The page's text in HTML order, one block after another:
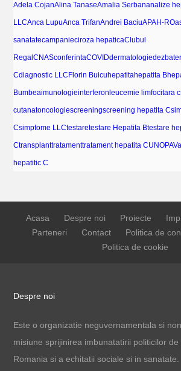
Adela CojanAlina TanaseAmalia Serbananalize
LLCAnca LupuAnca TrifanAndrei BaciuAPAH-RO
sanatatecampanieciroza hepaticaClubul
RegalCNASconferintaCOVIDdermatologie
Cdiagnostic LLC Florin Buicuhepatitahepatita B
Bumbeaimunologieinterferon leucemie limfocitara
cutanatoncologiescreeningscreening hepatita C
Csimptome LLCtestaretestare Hepatita Btestare
Ctransplanttratamenttratament hepatita CUNOPA
hepatitic C
Acasa Despre noi Proiecte
Parteneri
Contact
Politica de
Politica de cookie
Despre noi
Este o organizatie neguvernamentala si
misiune sprijinirea imbunatatirii politicilor de
Romania si a echitatii sociale si in sanatate.